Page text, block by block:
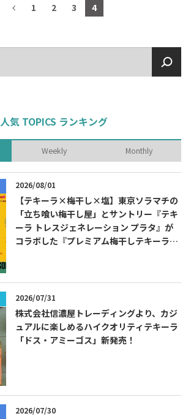
1 2 3 4
人気 TOPICS ランキング
Weekly Monthly
2026/08/01
【テキーラ×梅干し×塩】東京ソラマチの
「立ち喰い梅干し屋」とサントリー『テキ
ーラ トレスジェネレーション プラタ』が
コラボした『プレミアム梅干しテキーラソ
2026/07/31
株式会社信濃屋トレーディングより、カジ
ュアルに楽しめるハイクオリティテキーラ
「ドス・アミーゴス」新発売！
2026/07/30